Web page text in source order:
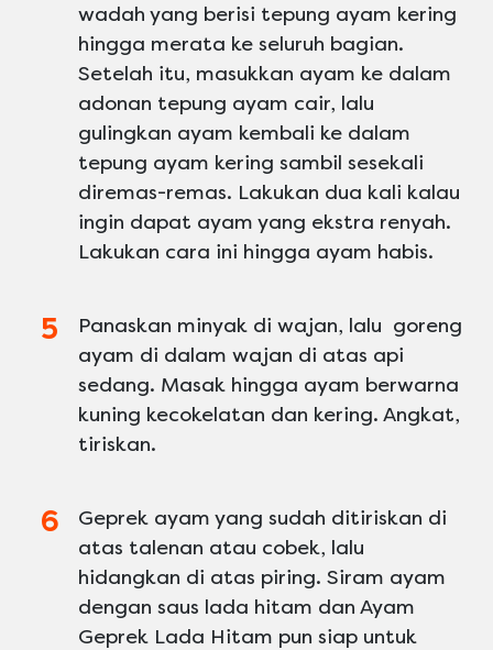
wadah yang berisi tepung ayam kering
hingga merata ke seluruh bagian.
Setelah itu, masukkan ayam ke dalam
adonan tepung ayam cair, lalu
gulingkan ayam kembali ke dalam
tepung ayam kering sambil sesekali
diremas-remas. Lakukan dua kali kalau
ingin dapat ayam yang ekstra renyah.
Lakukan cara ini hingga ayam habis.
Panaskan minyak di wajan, lalu goreng
ayam di dalam wajan di atas api
sedang. Masak hingga ayam berwarna
kuning kecokelatan dan kering. Angkat,
tiriskan.
Geprek ayam yang sudah ditiriskan di
atas talenan atau cobek, lalu
hidangkan di atas piring. Siram ayam
dengan saus lada hitam dan Ayam
Geprek Lada Hitam pun siap untuk